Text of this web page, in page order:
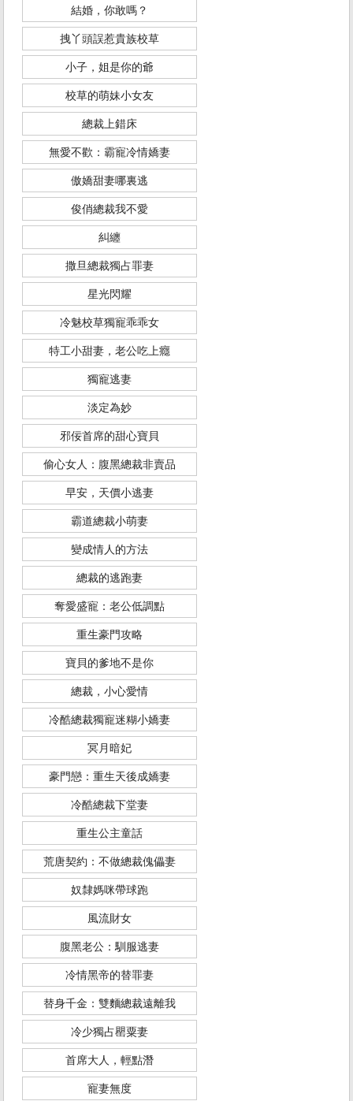
結婚，你敢嗎？
拽丫頭誤惹貴族校草
小子，姐是你的爺
校草的萌妹小女友
總裁上錯床
無愛不歡：霸寵冷情嬌妻
傲嬌甜妻哪裏逃
俊俏總裁我不愛
糾纏
撒旦總裁獨占罪妻
星光閃耀
冷魅校草獨寵乖乖女
特工小甜妻，老公吃上癮
獨寵逃妻
淡定為妙
邪佞首席的甜心寶貝
偷心女人：腹黑總裁非賣品
早安，天價小逃妻
霸道總裁小萌妻
變成情人的方法
總裁的逃跑妻
奪愛盛寵：老公低調點
重生豪門攻略
寶貝的爹地不是你
總裁，小心愛情
冷酷總裁獨寵迷糊小嬌妻
冥月暗妃
豪門戀：重生天後成嬌妻
冷酷總裁下堂妻
重生公主童話
荒唐契約：不做總裁傀儡妻
奴隸媽咪帶球跑
風流財女
腹黑老公：馴服逃妻
冷情黑帝的替罪妻
替身千金：雙麵總裁遠離我
冷少獨占罌粟妻
首席大人，輕點潛
寵妻無度